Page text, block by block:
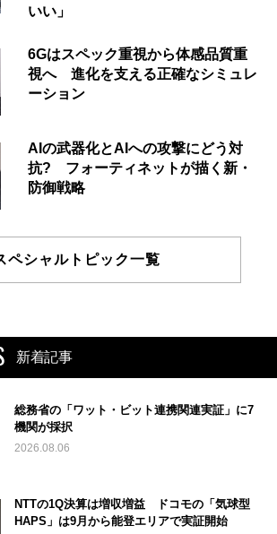
いい」
6Gはスペック重視から体感品質重
視へ 進化を支える正確なシミュレ
ーション
AIの武器化とAIへの攻撃にどう対
抗? フォーティネットが描く新・
防御戦略
ペシャルトピック一覧
新着記事
総務省の「ワット・ビット連携関連実証」に7
機関が採択
2026.08.06
NTTの1Q決算は増収増益 ドコモの「気球型
HAPS」は9月から能登エリアで実証開始